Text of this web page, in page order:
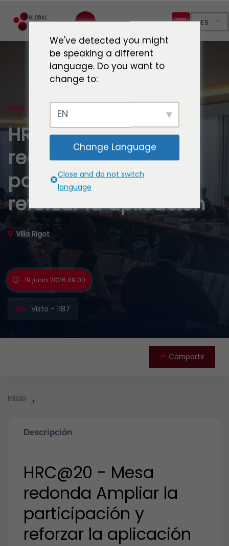
ES
HRC@20 - Mesa
redonda Ampliar la
participación y
reforzar la aplicación
Villa Rigot
19 junio 2026 09:00
Visto - 1187
Compartir
Inicio
Descripción
HRC@20 - Mesa
redonda Ampliar la
participación y
reforzar la aplicación
We've detected you might
be speaking a different
language. Do you want to
change to:
EN
Change Language
Close and do not switch
language